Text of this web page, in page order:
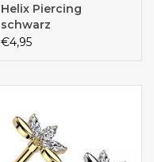
Helix Piercing
schwarz
€4,95